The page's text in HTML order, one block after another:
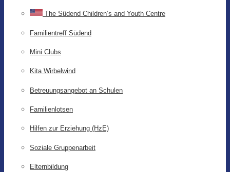
The Südend Children’s and Youth Centre
Familientreff Südend
Mini Clubs
Kita Wirbelwind
Betreuungsangebot an Schulen
Familienlotsen
Hilfen zur Erziehung (HzE)
Soziale Gruppenarbeit
Elternbildung